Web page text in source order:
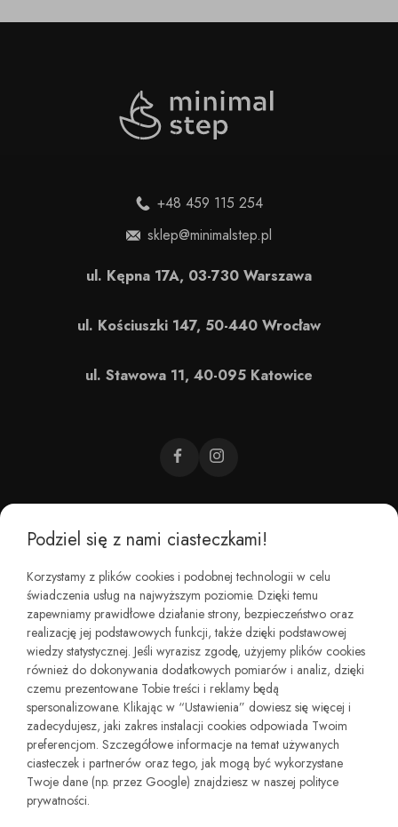
CZEMU BAREFOOT?
KIM JESTEŚMY?
REGULAMINY I ZWROTY
+48 459 115 254
sklep@minimalstep.pl
ul. Kępna 17A, 03-730 Warszawa
ul. Kościuszki 147, 50-440 Wrocław
ul. Stawowa 11, 40-095 Katowice
Podziel się z nami ciasteczkami!
Korzystamy z plików cookies i podobnej technologii w celu
świadczenia usług na najwyższym poziomie. Dzięki temu
zapewniamy prawidłowe działanie strony, bezpieczeństwo oraz
realizację jej podstawowych funkcji, także dzięki podstawowej
wiedzy statystycznej. Jeśli wyrazisz zgodę, użyjemy plików cookies
również do dokonywania dodatkowych pomiarów i analiz, dzięki
czemu prezentowane Tobie treści i reklamy będą
spersonalizowane. Klikając w “Ustawienia” dowiesz się więcej i
zadecydujesz, jaki zakres instalacji cookies odpowiada Twoim
preferencjom. Szczegółowe informacje na temat używanych
ciasteczek i partnerów oraz tego, jak mogą być wykorzystane
Twoje dane (np. przez Google) znajdziesz w naszej polityce
prywatności.